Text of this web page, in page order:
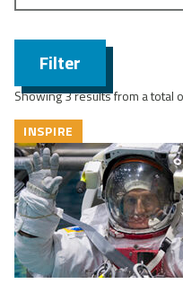
Filter
Showing 3 results from a total
INSPIRE